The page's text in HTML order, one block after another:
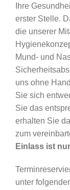
Ihre
erster Stelle.
die unserer
Mund- und
uns ohne
Sie sich
Sie das
erhalten Sie
zum
Einlass ist
unter